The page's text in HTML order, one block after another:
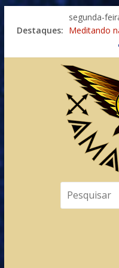
segunda-
Destaques: Meditando
Xamanismo
Totens –
Imaginação